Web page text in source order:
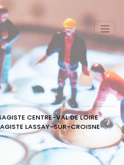
CENTRE-VAL DE LOIRE
LASSAY-SUR-CROISNE